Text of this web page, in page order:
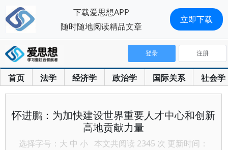
首页 法学 经济学 政治学 国际关系 社会学
登录 注册
怀进鹏：为加快建设世界重要人才中心和创新
高地贡献力量
选择字号： 大 中 小 本文共阅读 2345 次 更新时间：
下载爱思想APP
随时随地阅读精品文章
立即下载